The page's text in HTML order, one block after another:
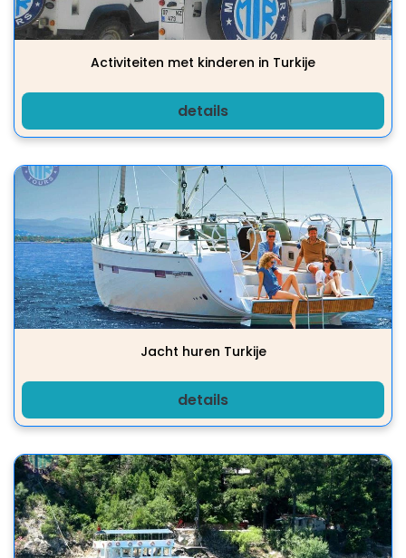
Activiteiten met kinderen in Turkije
details
Jacht huren Turkije
details